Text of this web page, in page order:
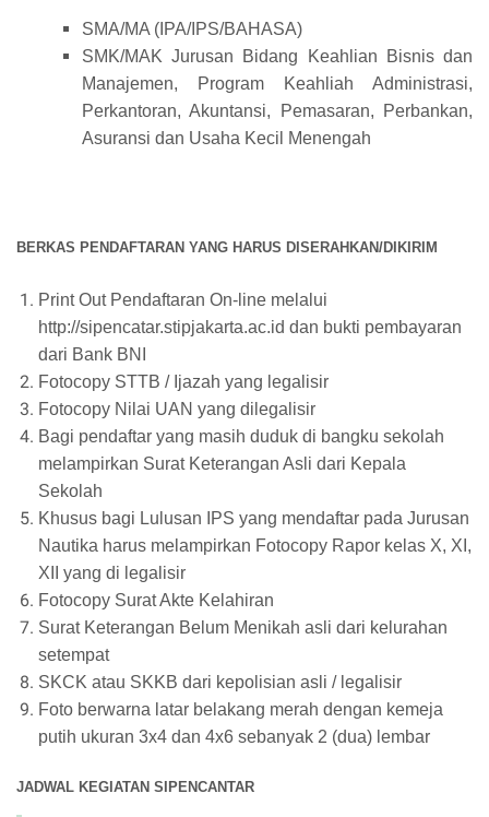
SMA/MA (IPA/IPS/BAHASA)
SMK/MAK Jurusan Bidang Keahlian Bisnis dan
Manajemen, Program Keahliah Administrasi,
Perkantoran, Akuntansi, Pemasaran, Perbankan,
Asuransi dan Usaha Kecil Menengah
BERKAS PENDAFTARAN YANG HARUS DISERAHKAN/DIKIRIM
Print Out Pendaftaran On-line melalui
http://sipencatar.stipjakarta.ac.id dan bukti pembayaran
dari Bank BNI
Fotocopy STTB / Ijazah yang legalisir
Fotocopy Nilai UAN yang dilegalisir
Bagi pendaftar yang masih duduk di bangku sekolah
melampirkan Surat Keterangan Asli dari Kepala
Sekolah
Khusus bagi Lulusan IPS yang mendaftar pada Jurusan
Nautika harus melampirkan Fotocopy Rapor kelas X, XI,
XII yang di legalisir
Fotocopy Surat Akte Kelahiran
Surat Keterangan Belum Menikah asli dari kelurahan
setempat
SKCK atau SKKB dari kepolisian asli / legalisir
Foto berwarna latar belakang merah dengan kemeja
putih ukuran 3x4 dan 4x6 sebanyak 2 (dua) lembar
JADWAL KEGIATAN SIPENCANTAR